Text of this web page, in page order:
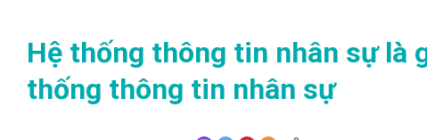
Hệ thống thông tin nhân sự là
thống thông tin nhân sự